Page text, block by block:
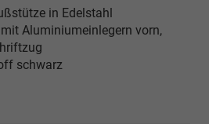
in Edelstahl
Aluminiumeinlegern vorn,
schwarz